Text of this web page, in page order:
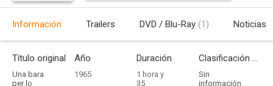
Información Trailers DVD / Blu-Ray (1) Noticias
Título original
Una bara
per lo
Año
1965
Duración
1 hora y
35
Clasificación por edades
Sin
información